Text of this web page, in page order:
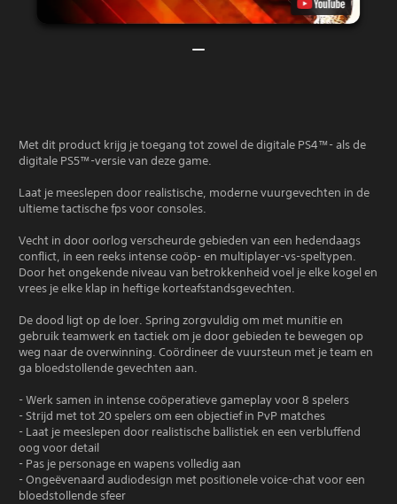
Met dit product krijg je toegang tot zowel de digitale PS4™- als de
digitale PS5™-versie van deze game.
Laat je meeslepen door realistische, moderne vuurgevechten in de
ultieme tactische fps voor consoles.
Vecht in door oorlog verscheurde gebieden van een hedendaags
conflict, in een reeks intense coöp- en multiplayer-vs-speltypen.
Door het ongekende niveau van betrokkenheid voel je elke kogel en
vrees je elke klap in heftige korteafstandsgevechten.
De dood ligt op de loer. Spring zorgvuldig om met munitie en
gebruik teamwerk en tactiek om je door gebieden te bewegen op
weg naar de overwinning. Coördineer de vuursteun met je team en
ga bloedstollende gevechten aan.
- Werk samen in intense coöperatieve gameplay voor 8 spelers
- Strijd met tot 20 spelers om een objectief in PvP matches
- Laat je meeslepen door realistische ballistiek en een verbluffend
oog voor detail
- Pas je personage en wapens volledig aan
- Ongeëvenaard audiodesign met positionele voice-chat voor een
bloedstollende sfeer